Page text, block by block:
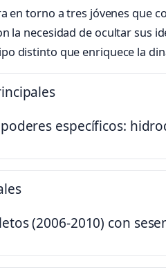
en torno a tres jóvenes que
la necesidad de ocultar sus
distinto que enriquece la
específicos:
(2006-2010) con